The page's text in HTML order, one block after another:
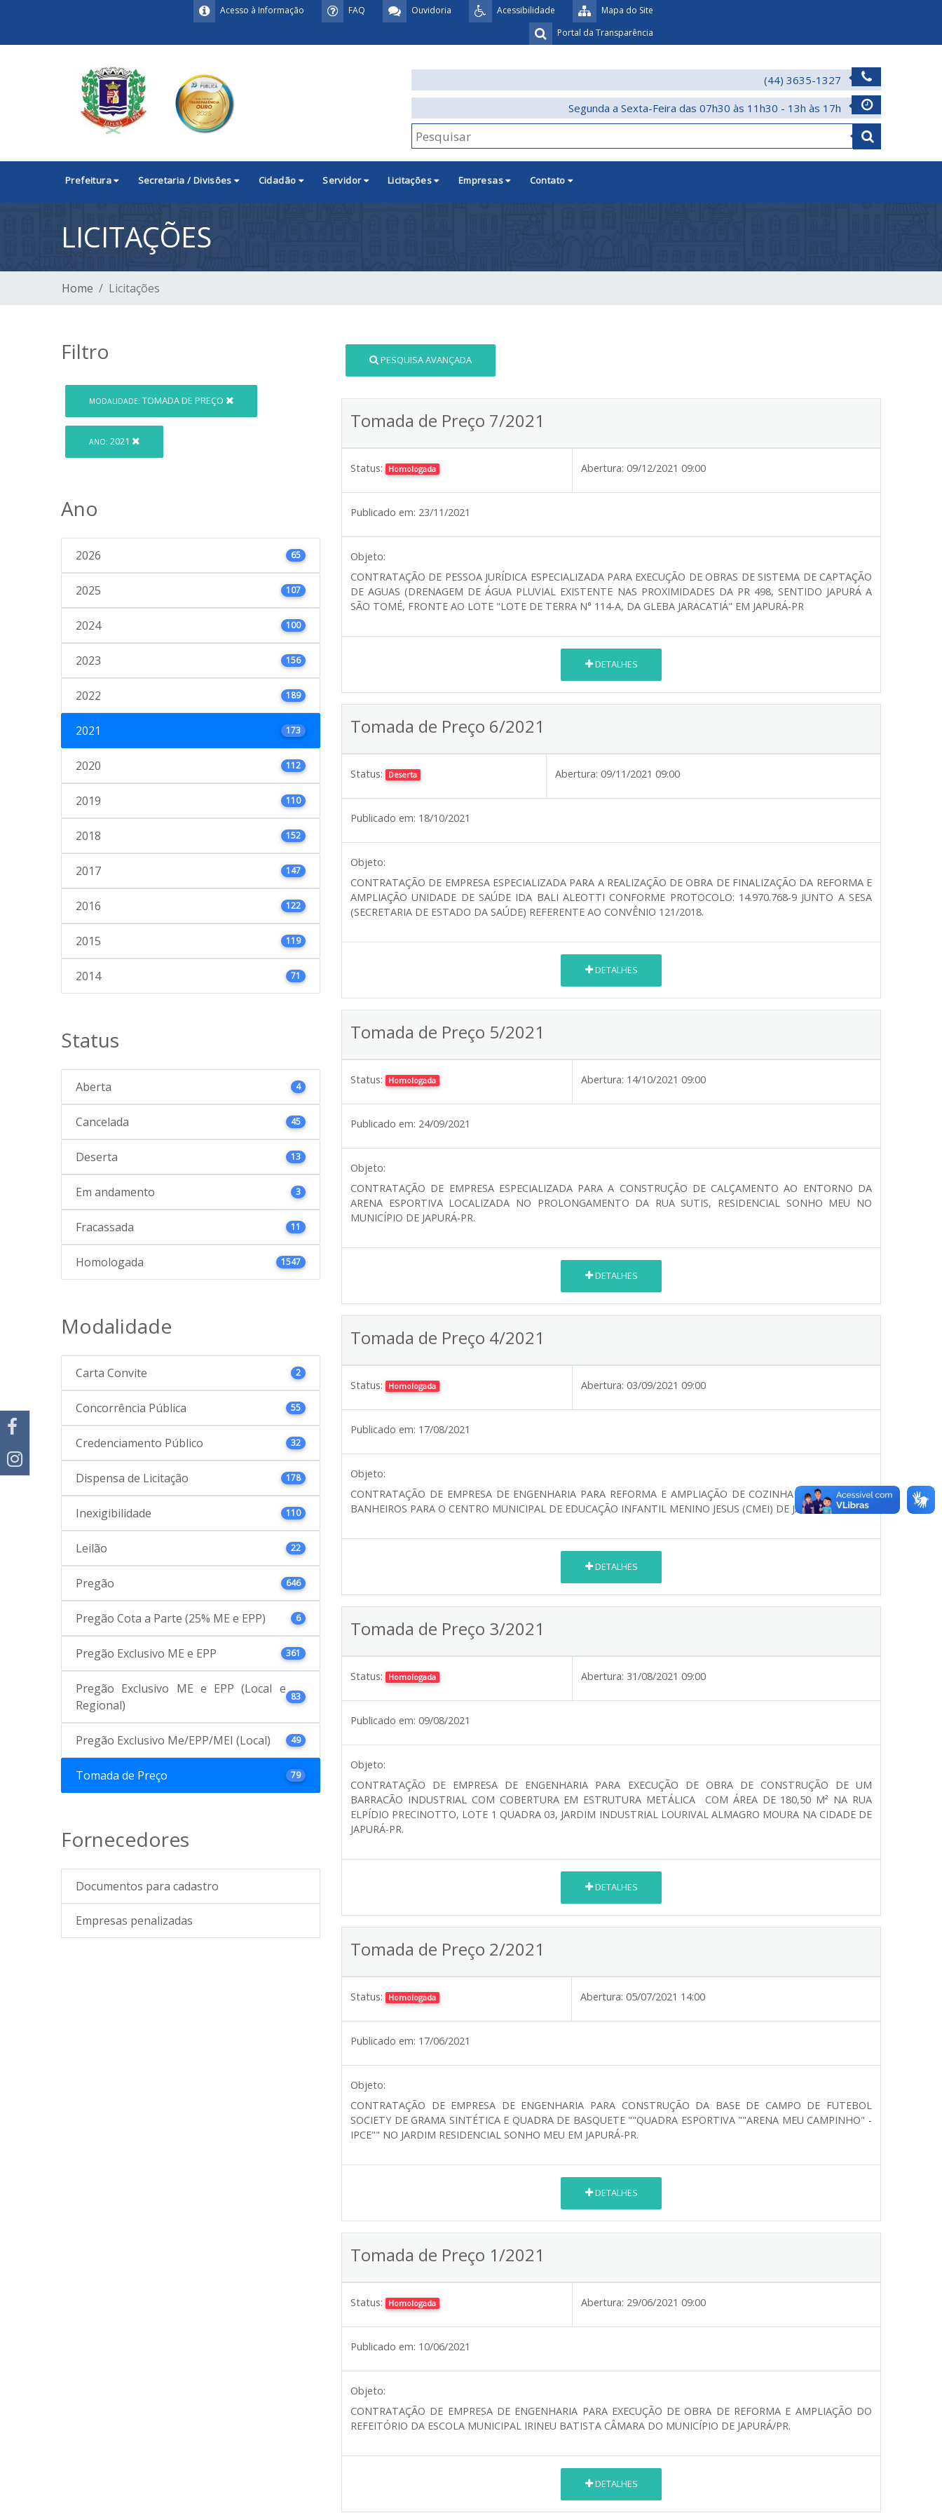
Mapa do Site
Acessibilidade
Ouvidoria
FAQ
Acesso à Informação
Portal da Transparência
(44) 3635-1327
Segunda a Sexta-Feira das 07h30 às 11h30 - 13h às 17h
Prefeitura Secretaria / Divisões Cidadão Servidor Licitações Empresas Contato
LICITAÇÕES
Home Licitações
Filtro
MODALIDADE: TOMADA DE PREÇO
ANO: 2021
Ano
2026 65
2025 107
2024 100
2023 156
2022 189
2021 173
2020 112
2019 110
2018 152
2017 147
2016 122
2015 119
2014 71
Status
Aberta 4
Cancelada 45
Deserta 13
Em andamento 3
Fracassada 11
Homologada 1547
Modalidade
Carta Convite 2
Concorrência Pública 55
Credenciamento Público 32
Dispensa de Licitação 178
Inexigibilidade 110
Leilão 22
Pregão 646
Pregão Cota a Parte (25% ME e EPP) 6
Pregão Exclusivo ME e EPP 361
Pregão Exclusivo ME e EPP (Local e
Regional)
83
Pregão Exclusivo Me/EPP/MEI (Local) 49
Tomada de Preço 79
Fornecedores
Documentos para cadastro
Empresas penalizadas
PESQUISA AVANÇADA
Tomada de Preço 7/2021
Status: Homologada Abertura: 09/12/2021 09:00
Publicado em: 23/11/2021
Objeto:
CONTRATAÇÃO DE PESSOA JURÍDICA ESPECIALIZADA PARA EXECUÇÃO DE OBRAS DE SISTEMA DE CAPTAÇÃO
DE AGUAS (DRENAGEM DE ÁGUA PLUVIAL EXISTENTE NAS PROXIMIDADES DA PR 498, SENTIDO JAPURÁ A
SÃO TOMÉ, FRONTE AO LOTE "LOTE DE TERRA N° 114-A, DA GLEBA JARACATIÁ" EM JAPURÁ-PR
DETALHES
Tomada de Preço 6/2021
Status: Deserta Abertura: 09/11/2021 09:00
Publicado em: 18/10/2021
Objeto:
CONTRATAÇÃO DE EMPRESA ESPECIALIZADA PARA A REALIZAÇÃO DE OBRA DE FINALIZAÇÃO DA REFORMA E
AMPLIAÇÃO UNIDADE DE SAÚDE IDA BALI ALEOTTI CONFORME PROTOCOLO: 14.970.768-9 JUNTO A SESA
(SECRETARIA DE ESTADO DA SAÚDE) REFERENTE AO CONVÊNIO 121/2018.
DETALHES
Tomada de Preço 5/2021
Status: Homologada Abertura: 14/10/2021 09:00
Publicado em: 24/09/2021
Objeto:
CONTRATAÇÃO DE EMPRESA ESPECIALIZADA PARA A CONSTRUÇÃO DE CALÇAMENTO AO ENTORNO DA
ARENA ESPORTIVA LOCALIZADA NO PROLONGAMENTO DA RUA SUTIS, RESIDENCIAL SONHO MEU NO
MUNICÍPIO DE JAPURÁ-PR.
DETALHES
Tomada de Preço 4/2021
Status: Homologada Abertura: 03/09/2021 09:00
Publicado em: 17/08/2021
Objeto:
CONTRATAÇÃO DE EMPRESA DE ENGENHARIA PARA REFORMA E AMPLIAÇÃO DE COZINHA E REFORMA DE
BANHEIROS PARA O CENTRO MUNICIPAL DE EDUCAÇÃO INFANTIL MENINO JESUS (CMEI) DE JAPURÁ.
DETALHES
Tomada de Preço 3/2021
Status: Homologada Abertura: 31/08/2021 09:00
Publicado em: 09/08/2021
Objeto:
CONTRATAÇÃO DE EMPRESA DE ENGENHARIA PARA EXECUÇÃO DE OBRA DE CONSTRUÇÃO DE UM
BARRACÃO INDUSTRIAL COM COBERTURA EM ESTRUTURA METÁLICA COM ÁREA DE 180,50 M² NA RUA
ELPÍDIO PRECINOTTO, LOTE 1 QUADRA 03, JARDIM INDUSTRIAL LOURIVAL ALMAGRO MOURA NA CIDADE DE
JAPURÁ-PR.
DETALHES
Tomada de Preço 2/2021
Status: Homologada Abertura: 05/07/2021 14:00
Publicado em: 17/06/2021
Objeto:
CONTRATAÇÃO DE EMPRESA DE ENGENHARIA PARA CONSTRUÇÃO DA BASE DE CAMPO DE FUTEBOL
SOCIETY DE GRAMA SINTÉTICA E QUADRA DE BASQUETE ""QUADRA ESPORTIVA ""ARENA MEU CAMPINHO" -
IPCE"" NO JARDIM RESIDENCIAL SONHO MEU EM JAPURÁ-PR.
DETALHES
Tomada de Preço 1/2021
Status: Homologada Abertura: 29/06/2021 09:00
Publicado em: 10/06/2021
Objeto:
CONTRATAÇÃO DE EMPRESA DE ENGENHARIA PARA EXECUÇÃO DE OBRA DE REFORMA E AMPLIAÇÃO DO
REFEITÓRIO DA ESCOLA MUNICIPAL IRINEU BATISTA CÂMARA DO MUNICÍPIO DE JAPURÁ/PR.
DETALHES